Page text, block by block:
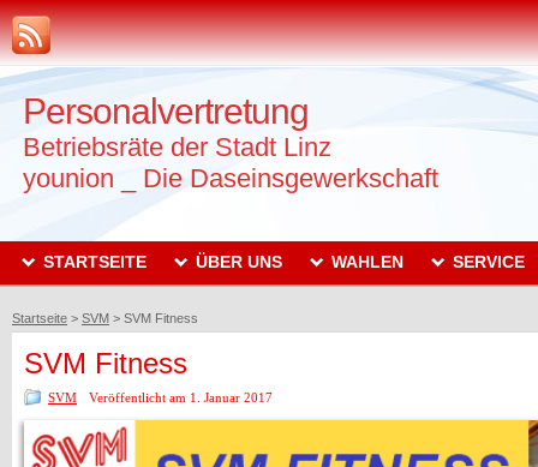
Personalvertretung
Betriebsräte der Stadt Linz
younion _ Die Daseinsgewerkschaft
STARTSEITE ÜBER UNS WAHLEN SERVICE
Startseite > SVM > SVM Fitness
SVM Fitness
SVM Veröffentlicht am 1. Januar 2017